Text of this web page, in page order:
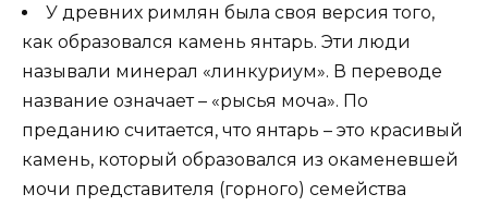
У древних римлян была своя версия того,
как образовался камень янтарь. Эти люди
называли минерал «линкуриум». В переводе
название означает – «рысья моча». По
преданию считается, что янтарь – это красивый
камень, который образовался из окаменевшей
мочи представителя (горного) семейства